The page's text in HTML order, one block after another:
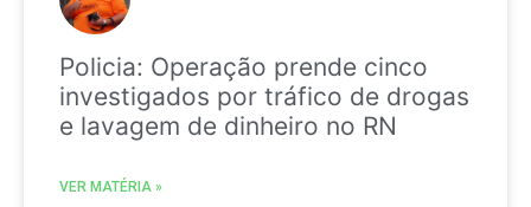
Policia: Operação prende cinco
investigados por tráfico de drogas
e lavagem de dinheiro no RN
VER MATÉRIA »